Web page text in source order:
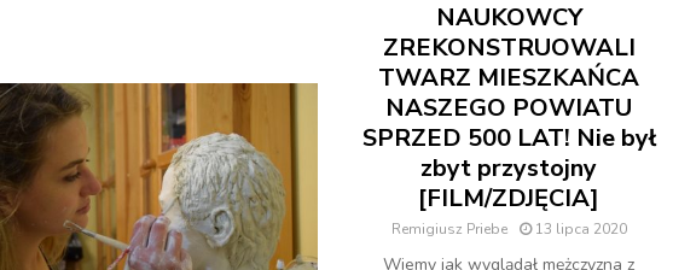
NAUKOWCY
ZREKONSTRUOWALI
TWARZ MIESZKAŃCA
NASZEGO POWIATU
SPRZED 500 LAT! Nie był
zbyt przystojny
[FILM/ZDJĘCIA]
Remigiusz Priebe 13 lipca 2020
Wiemy jak wyglądał mężczyzna z